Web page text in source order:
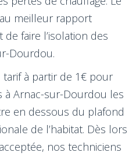
meilleur rapport
faire l’isolation des
Dourdou.
à partir de 1€ pour
à Arnac-sur-Dourdou les
en dessous du plafond
de l’habitat. Dès lors
nos techniciens